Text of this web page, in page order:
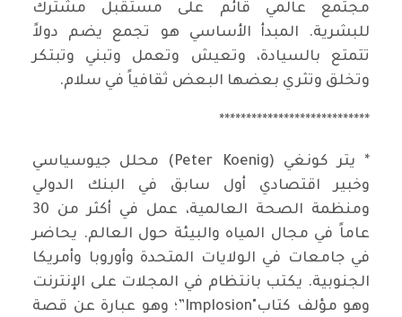
مجتمع عالمي قائم على مستقبل مشترك
للبشرية. المبدأ الأساسي هو تجمع يضم دولاً
تتمتع بالسيادة، وتعيش وتعمل وتبني وتبتكر
وتخلق وتثري بعضها البعض ثقافياً في سلام.
****************************
* يتر كونغي (Peter Koenig) محلل جيوسياسي
وخبير اقتصادي أول سابق في البنك الدولي
ومنظمة الصحة العالمية، عمل في أكثر من 30
عاماً في مجال المياه والبيئة حول العالم. يحاضر
في جامعات في الولايات المتحدة وأوروبا وأمريكا
الجنوبية. يكتب بانتظام في المجلات على الإنترنت
وهو مؤلف كتاب"Implosion”؛ وهو عبارة عن قصة